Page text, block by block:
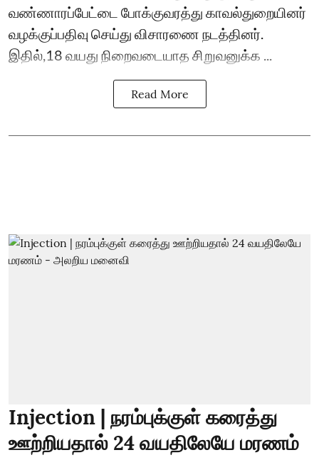
வண்ணாரப்பேட்டை போக்குவரத்து காவல்துறையினர்
வழக்குப்பதிவு செய்து விசாரணை நடத்தினர்.
இதில்,18 வயது நிறைவடையாத சிறுவனுக்க ...
Read More
Injection | நரம்புக்குள் கரைத்து
ஊற்றியதால் 24 வயதிலேயே மரணம்